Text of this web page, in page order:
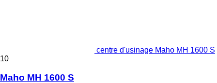
centre d'usinage Maho MH 1600 S
10
Maho MH 1600 S